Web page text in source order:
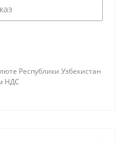
Республики Узбекистан
НДС